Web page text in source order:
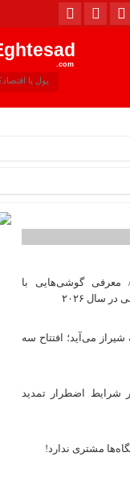
.com
بازار/ معرفی گوشی‌هایی با
سال ۲۰۲۶
می‌آید؛ افتتاح سه
شرایط اضطرار تمدید